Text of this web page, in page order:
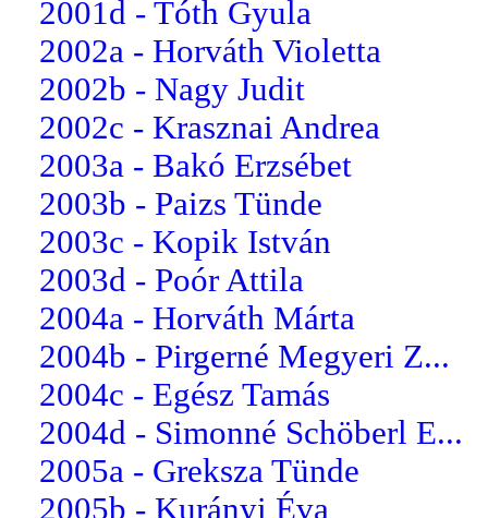
2001d - Tóth Gyula
2002a - Horváth Violetta
2002b - Nagy Judit
2002c - Krasznai Andrea
2003a - Bakó Erzsébet
2003b - Paizs Tünde
2003c - Kopik István
2003d - Poór Attila
2004a - Horváth Márta
2004b - Pirgerné Megyeri Z...
2004c - Egész Tamás
2004d - Simonné Schöberl E...
2005a - Greksza Tünde
2005b - Kurányi Éva